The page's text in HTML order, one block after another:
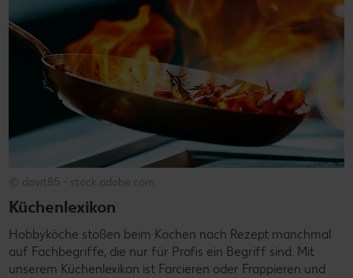
© davit85 - stock.adobe.com
Küchenlexikon
Hobbyköche stoßen beim Kochen nach Rezept manchmal
auf Fachbegriffe, die nur für Profis ein Begriff sind. Mit
unserem Küchenlexikon ist Farcieren oder Frappieren und